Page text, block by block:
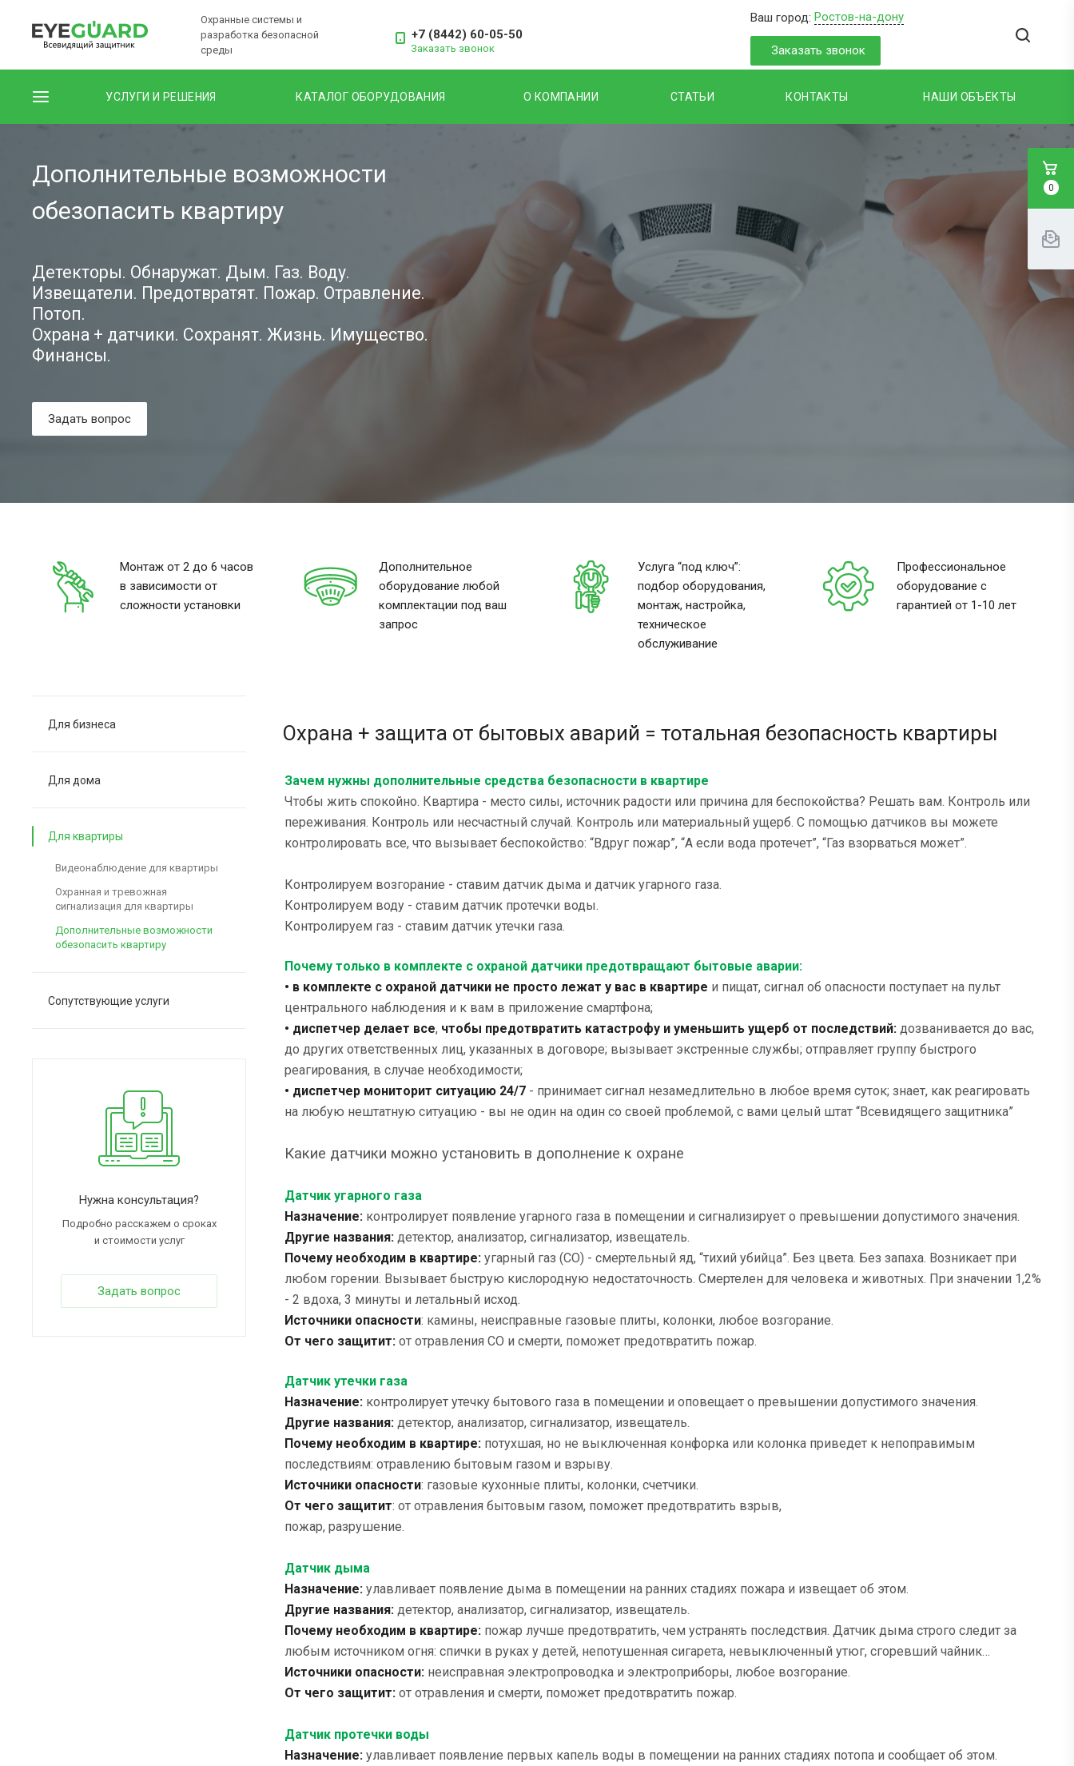
Охранные системы и
разработка безопасной
среды
+7 (8442) 60-05-50
Заказать звонок
Ваш город: Ростов-на-дону
Заказать звонок
УСЛУГИ И РЕШЕНИЯ КАТАЛОГ ОБОРУДОВАНИЯ О КОМПАНИИ СТАТЬИ КОНТАКТЫ НАШИ ОБЪЕКТЫ
Дополнительные возможности
обезопасить квартиру
Детекторы. Обнаружат. Дым. Газ. Воду.
Извещатели. Предотвратят. Пожар. Отравление.
Потоп.
Охрана + датчики. Сохранят. Жизнь. Имущество.
Финансы.
Задать вопрос
Монтаж от 2 до 6 часов
в зависимости от
сложности установки
Дополнительное
оборудование любой
комплектации под ваш
запрос
Услуга “под ключ”:
подбор оборудования,
монтаж, настройка,
техническое
обслуживание
Профессиональное
оборудование с
гарантией от 1-10 лет
Охрана + защита от бытовых аварий = тотальная безопасность квартиры
Зачем нужны дополнительные средства безопасности в квартире
Чтобы жить спокойно. Квартира - место силы, источник радости или причина для беспокойства? Решать вам. Контроль или
переживания. Контроль или несчастный случай. Контроль или материальный ущерб. С помощью датчиков вы можете
контролировать все, что вызывает беспокойство: “Вдруг пожар”, “А если вода протечет”, “Газ взорваться может”.
Контролируем возгорание - ставим датчик дыма и датчик угарного газа.
Контролируем воду - ставим датчик протечки воды.
Контролируем газ - ставим датчик утечки газа.
Почему только в комплекте с охраной датчики предотвращают бытовые аварии:
• в комплекте с охраной датчики не просто лежат у вас в квартире и пищат, сигнал об опасности поступает на пульт
центрального наблюдения и к вам в приложение смартфона;
• диспетчер делает все, чтобы предотвратить катастрофу и уменьшить ущерб от последствий: дозванивается до вас,
до других ответственных лиц, указанных в договоре; вызывает экстренные службы; отправляет группу быстрого
реагирования, в случае необходимости;
• диспетчер мониторит ситуацию 24/7 - принимает сигнал незамедлительно в любое время суток; знает, как реагировать
на любую нештатную ситуацию - вы не один на один со своей проблемой, с вами целый штат “Всевидящего защитника”
Какие датчики можно установить в дополнение к охране
Датчик угарного газа
Назначение: контролирует появление угарного газа в помещении и сигнализирует о превышении допустимого значения.
Другие названия: детектор, анализатор, сигнализатор, извещатель.
Почему необходим в квартире: угарный газ (СО) - смертельный яд, “тихий убийца”. Без цвета. Без запаха. Возникает при
любом горении. Вызывает быструю кислородную недостаточность. Смертелен для человека и животных. При значении 1,2%
- 2 вдоха, 3 минуты и летальный исход.
Источники опасности: камины, неисправные газовые плиты, колонки, любое возгорание.
От чего защитит: от отравления СО и смерти, поможет предотвратить пожар.
Датчик утечки газа
Назначение: контролирует утечку бытового газа в помещении и оповещает о превышении допустимого значения.
Другие названия: детектор, анализатор, сигнализатор, извещатель.
Почему необходим в квартире: потухшая, но не выключенная конфорка или колонка приведет к непоправимым
последствиям: отравлению бытовым газом и взрыву.
Источники опасности: газовые кухонные плиты, колонки, счетчики.
От чего защитит: от отравления бытовым газом, поможет предотвратить взрыв,
пожар, разрушение.
Датчик дыма
Назначение: улавливает появление дыма в помещении на ранних стадиях пожара и извещает об этом.
Другие названия: детектор, анализатор, сигнализатор, извещатель.
Почему необходим в квартире: пожар лучше предотвратить, чем устранять последствия. Датчик дыма строго следит за
любым источником огня: спички в руках у детей, непотушенная сигарета, невыключенный утюг, сгоревший чайник…
Источники опасности: неисправная электропроводка и электроприборы, любое возгорание.
От чего защитит: от отравления и смерти, поможет предотвратить пожар.
Датчик протечки воды
Назначение: улавливает появление первых капель воды в помещении на ранних стадиях потопа и сообщает об этом.
Для бизнеса
Для дома
Для квартиры
Видеонаблюдение для квартиры
Охранная и тревожная
сигнализация для квартиры
Дополнительные возможности
обезопасить квартиру
Сопутствующие услуги
Нужна консультация?
Подробно расскажем о сроках
и стоимости услуг
Задать вопрос
0